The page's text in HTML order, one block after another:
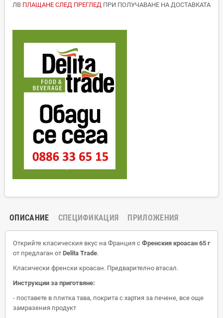
ЛВ ПЛАЩАНЕ СЛЕД ПРЕГЛЕД ПРИ ПОЛУЧАВАНЕ НА ДОСТАВКАТА
ОПИСАНИЕ СПЕЦИФИКАЦИЯ ПРИЛОЖЕНИЯ
Открийте класическия вкус на Франция с Френския кроасан 65 г
от предлаган от Delita Trade.
Класически френски кроасан. Предварително втасал.
Инструкции за приготвяне:
- поставете в плитка тава, покрита с хартия за печене, все още
замразения продукт